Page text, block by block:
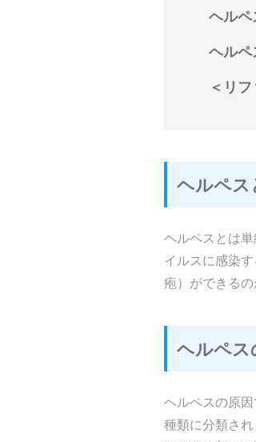
ヘル
ヘル
＜リ
ヘルペス
ヘルペスとは
イルスに感染
疱）ができるの
ヘルペス
ヘルペスの原
種類に分類され